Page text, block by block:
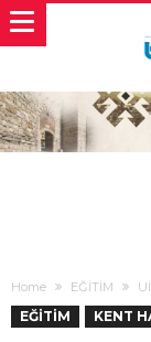
Home EĞİTİM
EĞİTİM KENT